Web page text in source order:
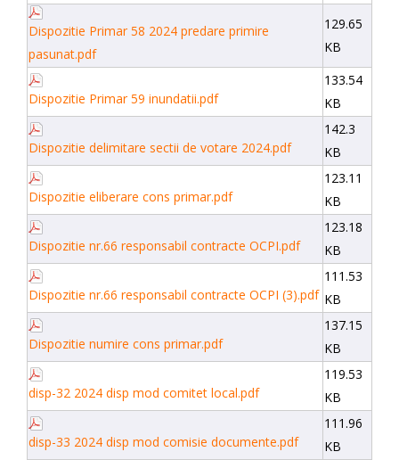
Dispozitie Primar 58 2024 predare primire
pasunat.pdf
129.65
KB
Dispozitie Primar 59 inundatii.pdf
133.54
KB
Dispozitie delimitare sectii de votare 2024.pdf
142.3
KB
Dispozitie eliberare cons primar.pdf
123.11
KB
Dispozitie nr.66 responsabil contracte OCPI.pdf
123.18
KB
Dispozitie nr.66 responsabil contracte OCPI (3).pdf
111.53
KB
Dispozitie numire cons primar.pdf
137.15
KB
disp-32 2024 disp mod comitet local.pdf
119.53
KB
disp-33 2024 disp mod comisie documente.pdf
111.96
KB